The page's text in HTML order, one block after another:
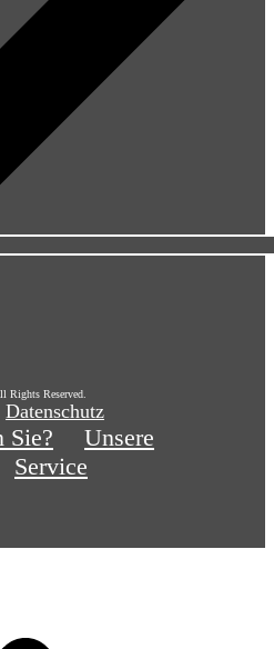
Rights Reserved.
Datenschutz
Sie?
Unsere
Service